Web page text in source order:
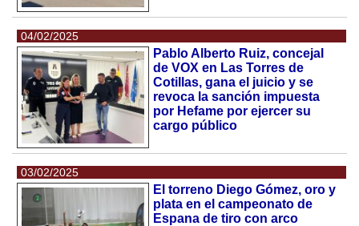
04/02/2025
Pablo Alberto Ruiz, concejal
de VOX en Las Torres de
Cotillas, gana el juicio y se
revoca la sanción impuesta
por Hefame por ejercer su
cargo público
03/02/2025
El torreno Diego Gómez, oro y
plata en el campeonato de
Espana de tiro con arco